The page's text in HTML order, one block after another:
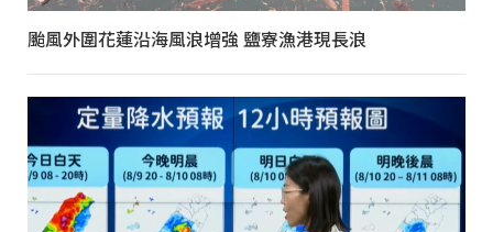
颱風外圍花蓮沿海風浪增強 鹽寮漁港現長浪